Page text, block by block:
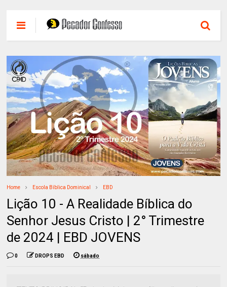
Home Escola Bíblica Dominical EBD
Lição 10 - A Realidade Bíblica do
Senhor Jesus Cristo | 2° Trimestre
de 2024 | EBD JOVENS
0 DROPS EBD sábado